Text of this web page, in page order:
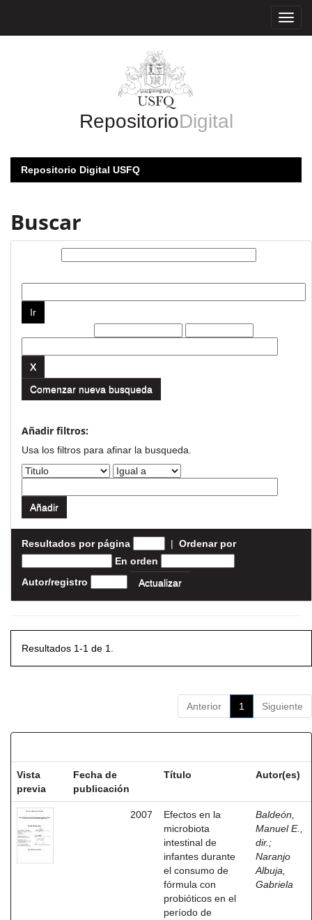
RepositorioDigital
Repositorio Digital USFQ
Buscar
Comenzar nueva busqueda
Añadir filtros:
Usa los filtros para afinar la busqueda.
Resultados por página | Ordenar por
En orden
Autor/registro
Resultados 1-1 de 1.
Anterior 1 Siguiente
Vista
previa
Fecha de
publicación
Título Autor(es)
2007
Efectos en la
microbiota
intestinal de
infantes durante
el consumo de
fórmula con
probióticos en el
período de
Baldeón,
Manuel E.,
dir. ;
Naranjo
Albuja,
Gabriela